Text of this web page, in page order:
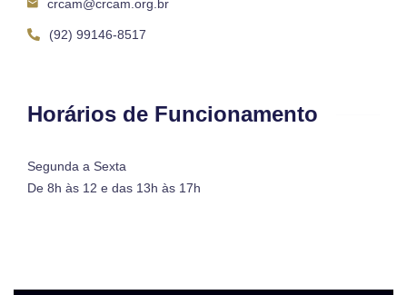
crcam@crcam.org.br
(92) 99146-8517
Horários de Funcionamento
Segunda a Sexta
De 8h às 12 e das 13h às 17h